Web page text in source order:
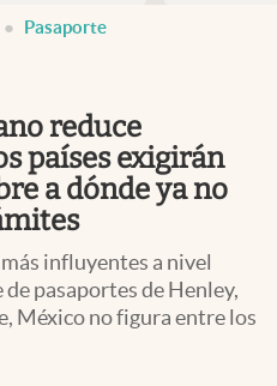
Pasaporte
reduce
países exigirán
a dónde ya no
influyentes a nivel
pasaportes de Henley,
México no figura entre los